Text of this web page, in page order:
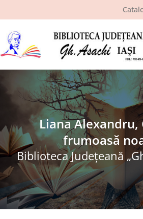
Despre bibliotecă
Pagina cititorului
Ştiri şi evenimente
Programe şi proiecte
Interes public
Liana Alexandru,
frumoasă
Biblioteca Judeţeană